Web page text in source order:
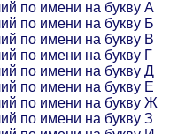
по имени на букву А
по имени на букву Б
по имени на букву В
по имени на букву Г
по имени на букву Д
по имени на букву Е
по имени на букву Ж
по имени на букву З